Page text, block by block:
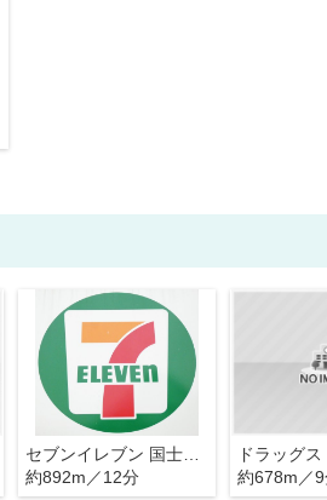
セブンイレブン 国士舘大学多摩キャンパス店
約892m／12分
約678m／